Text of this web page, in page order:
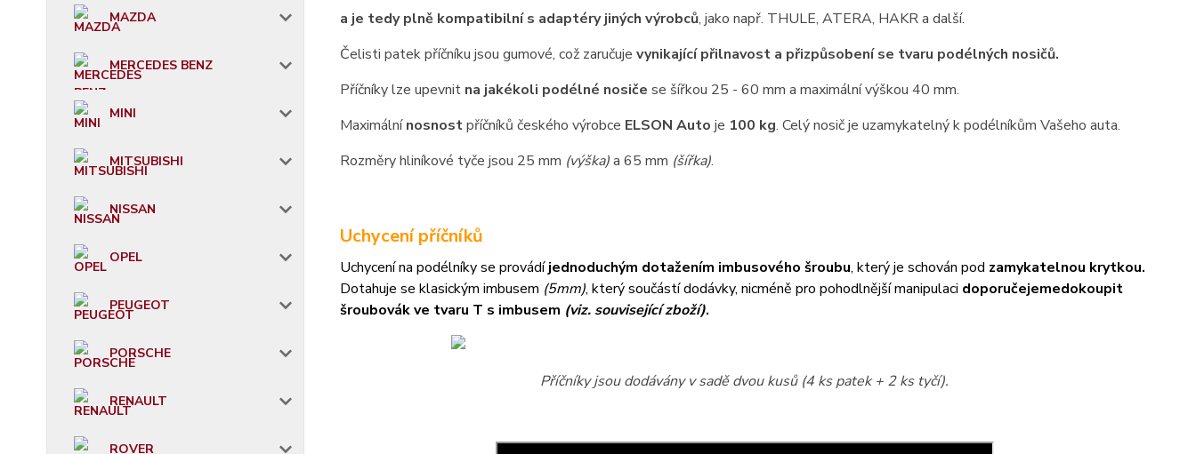
MAZDA
MERCEDES BENZ
MINI
MITSUBISHI
NISSAN
OPEL
PEUGEOT
PORSCHE
RENAULT
ROVER
a je tedy plně kompatibilní s adaptéry jiných výrobců, jako např. THULE, ATERA, HAKR a další.
Čelisti patek příčníku jsou gumové, což zaručuje vynikající přilnavost a přizpůsobení se tvaru podélných nosičů.
Příčníky lze upevnit na jakékoli podélné nosiče se šířkou 25 - 60 mm a maximální výškou 40 mm.
Maximálnínosnostpříčníků českého výrobce ELSON Auto je 100 kg. Celý nosič je uzamykatelný k podélníkům Vašeho auta.
Rozměry hliníkové tyče jsou 25 mm (výška)a 65 mm (šířka).
Uchycení příčníků
Uchycení na podélníky se provádíjednoduchým dotažením imbusového šroubu, který je schován pod zamykatelnou krytkou.
Dotahuje se klasickým imbusem (5mm), který součástí dodávky, nicméně pro pohodlnější manipulaci doporučejemedokoupit
šroubovák ve tvaru T s imbusem (viz. související zboží).
Příčníky jsou dodávány v sadě dvou kusů (4 ks patek + 2 ks tyčí).